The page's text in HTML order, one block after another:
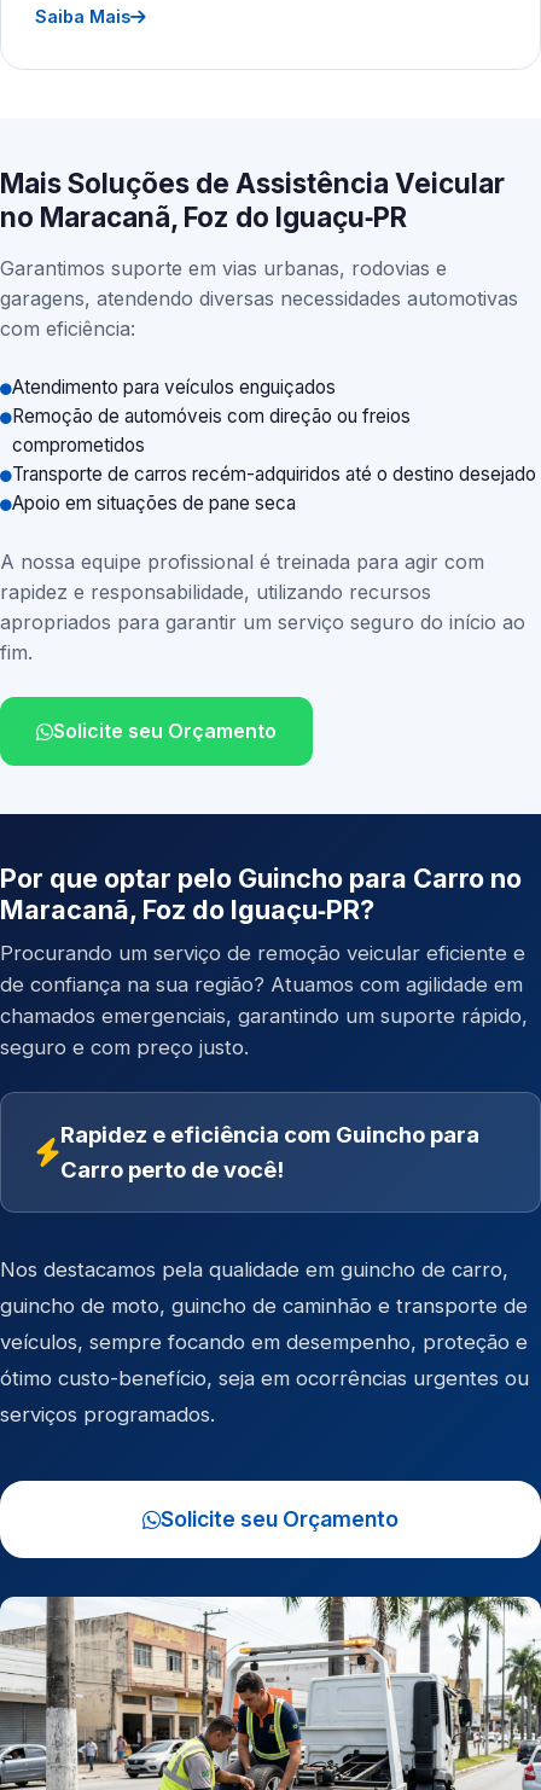
Saiba Mais
Mais Soluções de Assistência Veicular
no Maracanã, Foz do Iguaçu‑PR
Garantimos suporte em vias urbanas, rodovias e
garagens, atendendo diversas necessidades automotivas
com eficiência:
Atendimento para veículos enguiçados
Remoção de automóveis com direção ou freios
comprometidos
Transporte de carros recém-adquiridos até o destino desejado
Apoio em situações de pane seca
A nossa equipe profissional é treinada para agir com
rapidez e responsabilidade, utilizando recursos
apropriados para garantir um serviço seguro do início ao
fim.
Solicite seu Orçamento
Por que optar pelo Guincho para Carro no
Maracanã, Foz do Iguaçu‑PR?
Procurando um serviço de remoção veicular eficiente e
de confiança na sua região? Atuamos com agilidade em
chamados emergenciais, garantindo um suporte rápido,
seguro e com preço justo.
Rapidez e eficiência com Guincho para
Carro perto de você!
Nos destacamos pela qualidade em guincho de carro,
guincho de moto, guincho de caminhão e transporte de
veículos, sempre focando em desempenho, proteção e
ótimo custo-benefício, seja em ocorrências urgentes ou
serviços programados.
Solicite seu Orçamento